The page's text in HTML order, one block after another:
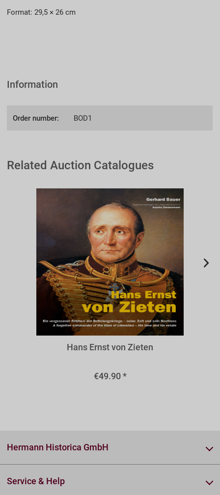
Format: 29,5 × 26 cm
Information
Order number: BOD1
Related Auction Catalogues
BZIE
Hans Ernst von Zieten
€49.90 *
Hermann Historica GmbH
Service & Help